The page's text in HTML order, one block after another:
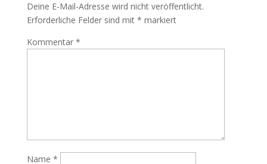
Deine E-Mail-Adresse wird nicht veröffentlicht.
Erforderliche Felder sind mit * markiert
Kommentar *
Name *